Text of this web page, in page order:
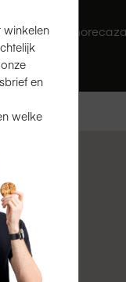
winkels en
winkelen
en
welke